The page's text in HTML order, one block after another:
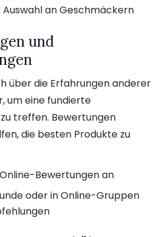
an Geschmäckern
und
über die Erfahrungen anderer
um eine fundierte
treffen. Bewertungen
die besten Produkte zu
Bewertungen an
oder in Online-Gruppen